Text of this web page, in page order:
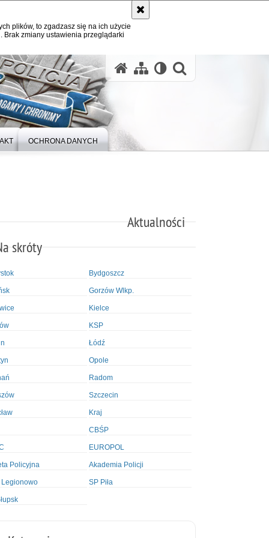
plików, to zgadzasz się na ich użycie
zmiany ustawienia przeglądarki
OCHRONA DANYCH
Aktualności
skróty
Bydgoszcz
Gorzów Wlkp.
Kielce
KSP
Łódź
Opole
Radom
Szczecin
Kraj
CBŚP
EUROPOL
Policyjna Akademia Policji
Legionowo SP Piła